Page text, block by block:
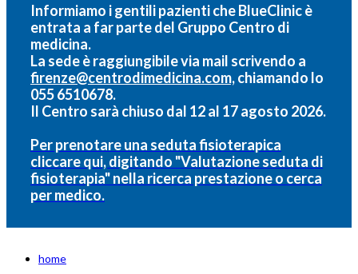
Informiamo i gentili pazienti che BlueClinic è
entrata a far parte del Gruppo Centro di
medicina.
La sede è raggiungibile via mail scrivendo a
firenze@centrodimedicina.com,chiamando lo
055 6510678.
Il Centro sarà chiuso dal 12 al 17 agosto 2026.
Per prenotare una seduta fisioterapica
cliccare qui, digitando "Valutazione seduta di
fisioterapia" nella ricerca prestazione o cerca
per medico.
home